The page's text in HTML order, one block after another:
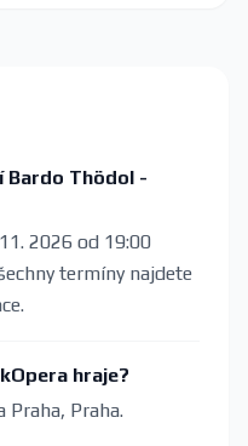
Bardo Thödol -
2026 od 19:00
termíny najdete
hraje?
Praha, Praha.